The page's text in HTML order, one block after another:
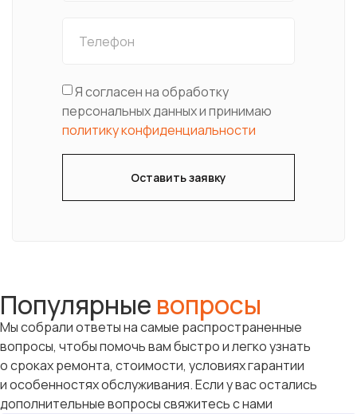
Я согласен на обработку
персональных данных и принимаю
политику конфиденциальности
Оставить заявку
Популярные вопросы
Мы собрали ответы на самые распространенные
вопросы, чтобы помочь вам быстро и легко узнать
о сроках ремонта, стоимости, условиях гарантии
и особенностях обслуживания. Если у вас остались
дополнительные вопросы свяжитесь с нами